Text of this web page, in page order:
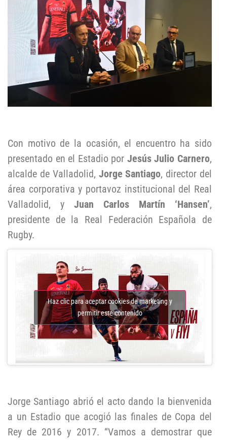
Con motivo de la ocasión, el encuentro ha sido
presentado en el Estadio por Jesús Julio Carnero,
alcalde de Valladolid, Jorge Santiago, director del
área corporativa y portavoz institucional del Real
Valladolid, y Juan Carlos Martín ‘Hansen’,
presidente de la Real Federación Española de
Rugby.
Haz clic para aceptar cookies de marketing y
permitir este contenido
Jorge Santiago abrió el acto dando la bienvenida
a un Estadio que acogió las finales de Copa del
Rey de 2016 y 2017. “Vamos a demostrar que